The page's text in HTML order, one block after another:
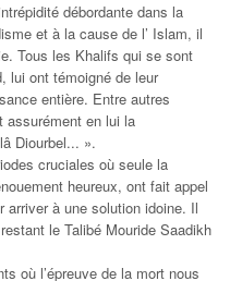
débordante dans la
et à la cause de l’ Islam, il
Tous les Khalifs qui se sont
lui ont témoigné de leur
entière. Entre autres
en lui la
Diourbel... ».
cruciales où seule la
heureux, ont fait appel
à une solution idoine. Il
le Talibé Mouride Saadikh
où l’épreuve de la mort nous